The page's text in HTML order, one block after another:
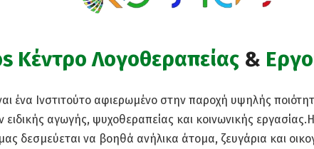
Κέντρο Λογοθεραπείας&
ένα Iνστιτούτο αφιερωμένο στην παροχή υψηλής
ειδικής αγωγής, ψυχοθεραπείας και κοινωνικής
δεσμεύεται να βοηθά ανήλικα άτομα, ζευγάρια και